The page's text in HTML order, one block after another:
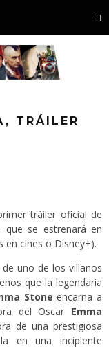
TRÁILER
tráiler oficial de
que se estrenará en
en cines o Disney+).
uno de los villanos
que la legendaria
Stone encarna a
del Oscar Emma
de una prestigiosa
en una incipiente